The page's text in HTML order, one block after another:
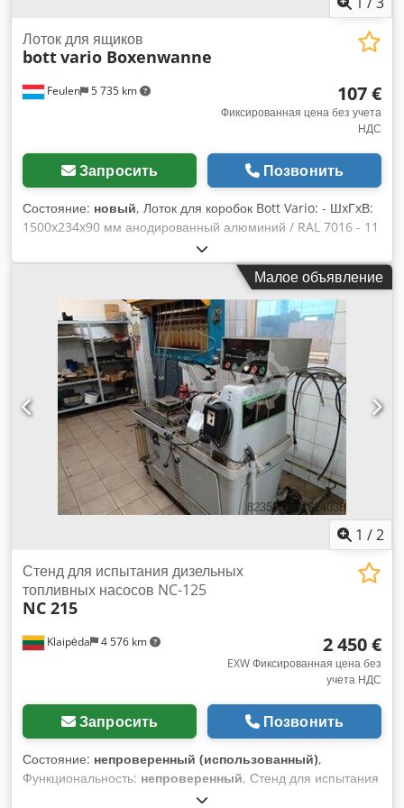
Feulen 5 735 km
Лоток для ящиков
bottvario Boxenwanne
107 €
Фиксированная цена без учета
НДС
Запросить Позвонить
Состояние: новый, Лоток для коробок Bott Vario: - ШxГxВ:
1500x234x90 мм анодированный алюминий / RAL 7016 - 11
коробок для бутылок Dwjdpjv T Uiujfx Abxoa
Малое объявление
1 /2
Klaipėda 4 576 km
Стенд для испытания дизельных
топливных насосов NC-125
NC 215
2 450 €
EXW Фиксированная цена без
учета НДС
Запросить Позвонить
Состояние: непроверенный (использованный),
Функциональность: непроверенный, Стенд для испытания
дизельных топливных насосов NC-125, б/у. Классический